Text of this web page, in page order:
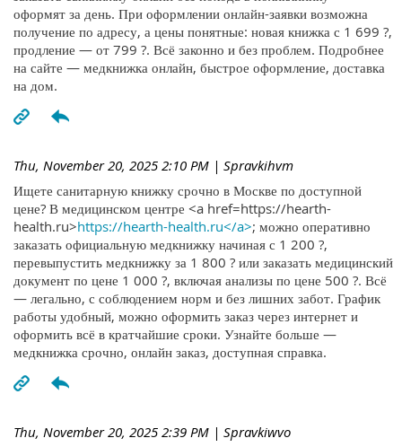
оформят за день. При оформлении онлайн-заявки возможна
получение по адресу, а цены понятные: новая книжка с 1 699 ?,
продление — от 799 ?. Всё законно и без проблем. Подробнее
на сайте — медкнижка онлайн, быстрое оформление, доставка
на дом.
Thu, November 20, 2025 2:10 PM | Spravkihvm
Ищете санитарную книжку срочно в Москве по доступной
цене? В медицинском центре <a href=https://hearth-
health.ru>https://hearth-health.ru</a>; можно оперативно
заказать официальную медкнижку начиная с 1 200 ?,
перевыпустить медкнижку за 1 800 ? или заказать медицинский
документ по цене 1 000 ?, включая анализы по цене 500 ?. Всё
— легально, с соблюдением норм и без лишних забот. График
работы удобный, можно оформить заказ через интернет и
оформить всё в кратчайшие сроки. Узнайте больше —
медкнижка срочно, онлайн заказ, доступная справка.
Thu, November 20, 2025 2:39 PM | Spravkiwvo